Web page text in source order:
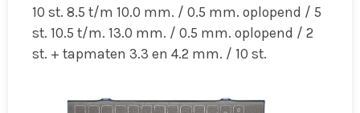
10 st. 8.5 t/m 10.0 mm. / 0.5 mm. oplopend / 5
st. 10.5 t/m. 13.0 mm. / 0.5 mm. oplopend / 2
st. + tapmaten 3.3 en 4.2 mm. / 10 st.